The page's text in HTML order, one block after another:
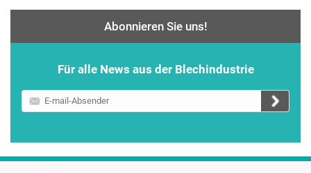
Abonnieren Sie uns!
Für alle News aus der Blechindustrie
E-
mail-